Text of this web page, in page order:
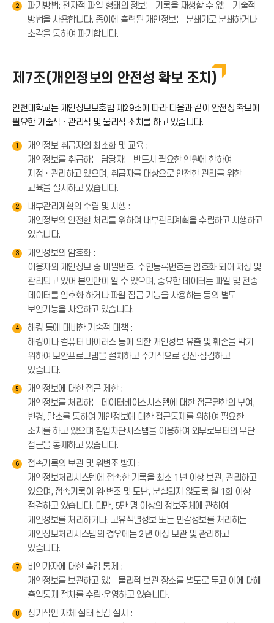
2
파기방법: 전자적 파일 형태의 정보는 기록을 재생할 수 없는 기술적
방법을 사용합니다. 종이에 출력된 개인정보는 분쇄기로 분쇄하거나
소각을 통하여 파기합니다.
제7조(개인정보의 안전성 확보 조치)
인천대학교는 개인정보보호법 제29조에 따라 다음과 같이 안전성 확보에
필요한 기술적ㆍ관리적 및 물리적 조치를 하고 있습니다.
1
개인정보 취급자의 최소화 및 교육 :
개인정보를 취급하는 담당자는 반드시 필요한 인원에 한하여
지정ㆍ관리하고 있으며, 취급자를 대상으로 안전한 관리를 위한
교육을 실시하고 있습니다.
2
내부관리계획의 수립 및 시행 :
개인정보의 안전한 처리를 위하여 내부관리계획을 수립하고 시행하고
있습니다.
3
개인정보의 암호화 :
이용자의 개인정보 중 비밀번호, 주민등록번호는 암호화 되어 저장 및
관리되고 있어 본인만이 알 수 있으며, 중요한 데이터는 파일 및 전송
데이터를 암호화 하거나 파일 잠금 기능을 사용하는 등의 별도
보안기능을 사용하고 있습니다.
4
해킹 등에 대비한 기술적 대책 :
해킹이나 컴퓨터 바이러스 등에 의한 개인정보 유출 및 훼손을 막기
위하여 보안프로그램을 설치하고 주기적으로 갱신·점검하고
있습니다.
5
개인정보에 대한 접근 제한 :
개인정보를 처리하는 데이터베이스시스템에 대한 접근권한의 부여,
변경, 말소를 통하여 개인정보에 대한 접근통제를 위하여 필요한
조치를 하고 있으며 침입차단시스템을 이용하여 외부로부터의 무단
접근을 통제하고 있습니다.
6
접속기록의 보관 및 위변조 방지 :
개인정보처리시스템에 접속한 기록을 최소 1년 이상 보관, 관리하고
있으며, 접속기록이 위·변조 및 도난, 분실되지 않도록 월 1회 이상
점검하고 있습니다. 다만, 5만 명 이상의 정보주체에 관하여
개인정보를 처리하거나, 고유식별정보 또는 민감정보를 처리하는
개인정보처리시스템의 경우에는 2년 이상 보관 및 관리하고
있습니다.
7
비인가자에 대한 출입 통제 :
개인정보를 보관하고 있는 물리적 보관 장소를 별도로 두고 이에 대해
출입통제 절차를 수립·운영하고 있습니다.
8
정기적인 자체 실태 점검 실시 :